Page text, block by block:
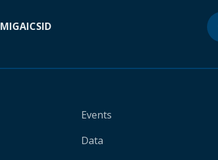
MIGAICSID
Events
Data